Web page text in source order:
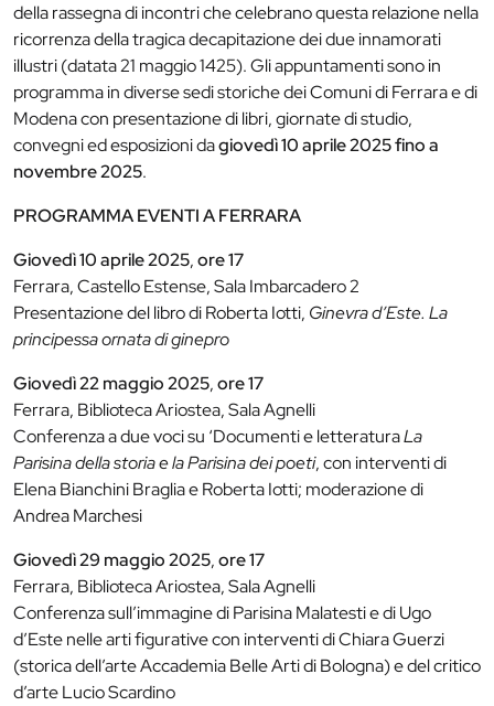
della rassegna di incontri che celebrano questa relazione nella
ricorrenza della tragica decapitazione dei due innamorati
illustri (datata 21 maggio 1425). Gli appuntamenti sono in
programma in diverse sedi storiche dei Comuni di Ferrara e di
Modena con presentazione di libri, giornate di studio,
convegni ed esposizioni dagiovedì 10 aprile 2025 fino a
novembre 2025.
PROGRAMMA EVENTI A FERRARA
Giovedì 10 aprile 2025,ore 17
Ferrara, Castello Estense, Sala Imbarcadero 2
Presentazione del libro di Roberta Iotti, Ginevra d’Este. La
principessa ornata di ginepro
Giovedì 22 maggio 2025,ore 17
Ferrara, Biblioteca Ariostea, Sala Agnelli
Conferenza a due voci su ‘Documenti e letteraturaLa
Parisina della storia e la Parisina dei poeti, con interventi di
Elena Bianchini Braglia e Roberta Iotti; moderazione di
Andrea Marchesi
Giovedì 29 maggio 2025,ore 17
Ferrara, Biblioteca Ariostea, Sala Agnelli
Conferenza sull’immagine di Parisina Malatesti e di Ugo
d’Este nelle arti figurative con interventi di Chiara Guerzi
(storica dell’arte Accademia Belle Arti di Bologna) e del critico
d’arte Lucio Scardino